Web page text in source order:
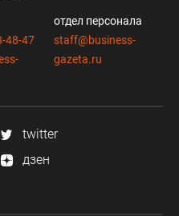
48-47
отдел персонала
staff@business-
gazeta.ru
twitter
дзен